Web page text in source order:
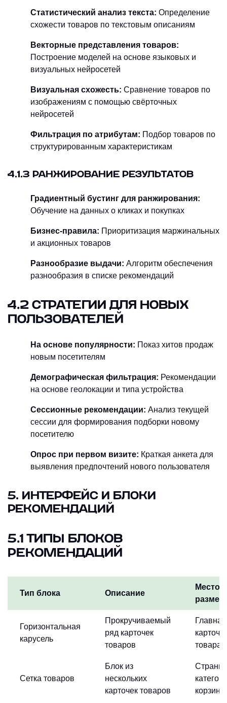
Статистический анализ текста: Определение
схожести товаров по текстовым описаниям
Векторные представления товаров:
Построение моделей на основе языковых и
визуальных нейросетей
Визуальная схожесть: Сравнение товаров по
изображениям с помощью свёрточных
нейросетей
Фильтрация по атрибутам: Подбор товаров по
структурированным характеристикам
4.1.3 РАНЖИРОВАНИЕ РЕЗУЛЬТАТОВ
Градиентный бустинг для ранжирования:
Обучение на данных о кликах и покупках
Бизнес-правила: Приоритизация маржинальных
и акционных товаров
Разнообразие выдачи: Алгоритм обеспечения
разнообразия в списке рекомендаций
4.2 СТРАТЕГИИ ДЛЯ НОВЫХ
ПОЛЬЗОВАТЕЛЕЙ
На основе популярности: Показ хитов продаж
новым посетителям
Демографическая фильтрация: Рекомендации
на основе геолокации и типа устройства
Сессионные рекомендации: Анализ текущей
сессии для формирования подборки новому
посетителю
Опрос при первом визите: Краткая анкета для
выявления предпочтений нового пользователя
5. ИНТЕРФЕЙС И БЛОКИ
РЕКОМЕНДАЦИЙ
5.1 ТИПЫ БЛОКОВ
РЕКОМЕНДАЦИЙ
Тип блока Описание
Место
Горизонтальная
карусель
Прокручиваемый
ряд карточек
товаров
товара
Сетка товаров
Блок из
нескольких
карточек товаров
корзина